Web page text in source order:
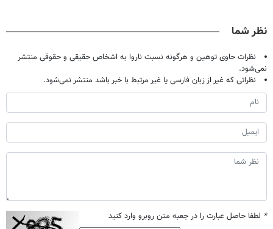
نظر شما
نظرات حاوی توهین و هرگونه نسبت ناروا به اشخاص حقیقی و حقوقی منتشر
نمی‌شود.
نظراتی که غیر از زبان فارسی یا غیر مرتبط با خبر باشد منتشر نمی‌شود.
* لطفا حاصل عبارت را در جعبه متن روبرو وارد کنید